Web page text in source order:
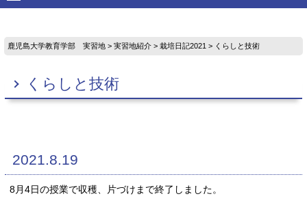
鹿児島大学教育学部 実習地 >実習地紹介 >栽培日記2021 > くらしと技術
くらしと技術
2021.8.19
8月4日の授業で収穫、片づけまで終了しました。